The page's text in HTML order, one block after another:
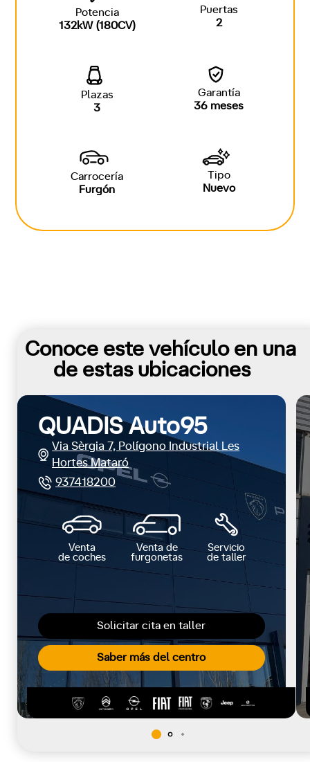
Potencia
132kW (180CV)
Puertas
2
Plazas
3
Garantía
36 meses
Carrocería
Furgón
Tipo
Nuevo
Conoce este vehículo en una
de estas ubicaciones
Solicitar cita en taller
Saber más del centro
QUADIS Auto95
Via Sèrgia 7, Polígono Industrial Les
Hortes Mataró
937418200
Venta
de coches
Venta de
furgonetas
Servicio
de taller